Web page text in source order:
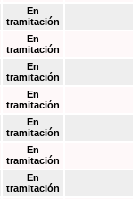
En
tramitación
En
tramitación
En
tramitación
En
tramitación
En
tramitación
En
tramitación
En
tramitación